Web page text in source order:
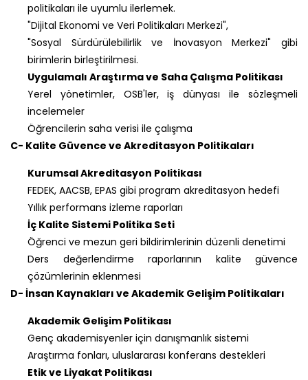
politikaları ile uyumlu ilerlemek.
"Dijital Ekonomi ve Veri Politikaları Merkezi",
"Sosyal Sürdürülebilirlik ve İnovasyon Merkezi" gibi
birimlerin birleştirilmesi.
Uygulamalı Araştırma ve Saha Çalışma Politikası
Yerel yönetimler, OSB'ler, iş dünyası ile sözleşmeli
incelemeler
Öğrencilerin saha verisi ile çalışma
C- Kalite Güvence ve Akreditasyon Politikaları
Kurumsal Akreditasyon Politikası
FEDEK, AACSB, EPAS gibi program akreditasyon hedefi
Yıllık performans izleme raporları
İç Kalite Sistemi Politika Seti
Öğrenci ve mezun geri bildirimlerinin düzenli denetimi
Ders değerlendirme raporlarının kalite güvence
çözümlerinin eklenmesi
D- İnsan Kaynakları ve Akademik Gelişim Politikaları
Akademik Gelişim Politikası
Genç akademisyenler için danışmanlık sistemi
Araştırma fonları, uluslararası konferans destekleri
Etik ve Liyakat Politikası